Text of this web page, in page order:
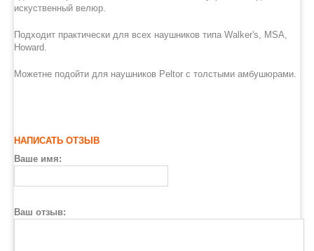
искуственный велюр.
Подходит практически для всех наушников типа Walker's, MSA,
Howard.
Можетне подойти для наушников Peltor с толстыми амбушюрами.
НАПИСАТЬ ОТЗЫВ
Ваше имя:
Ваш отзыв: